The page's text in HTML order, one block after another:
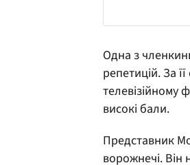
Одна з
репетицій. За
телевізійному
високі бали.
Представник
ворожнечі. Він